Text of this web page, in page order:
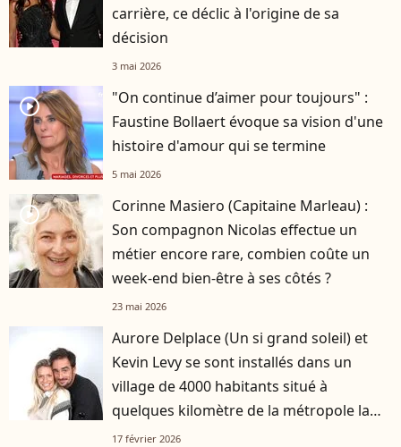
carrière, ce déclic à l'origine de sa
décision
3 mai 2026
player2
"On continue d’aimer pour toujours" :
Faustine Bollaert évoque sa vision d'une
histoire d'amour qui se termine
5 mai 2026
player2
Corinne Masiero (Capitaine Marleau) :
Son compagnon Nicolas effectue un
métier encore rare, combien coûte un
week-end bien-être à ses côtés ?
23 mai 2026
Aurore Delplace (Un si grand soleil) et
Kevin Levy se sont installés dans un
village de 4000 habitants situé à
quelques kilomètre de la métropole la
plus attractive de France
17 février 2026